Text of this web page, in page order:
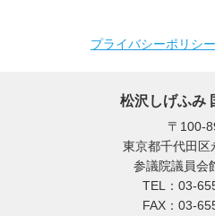
プライバシーポリシー
松沢しげふみ
〒100-
東京都千代田区
参議院議員会
TEL：03-
FAX：03-